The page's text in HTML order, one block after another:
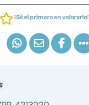
¡Sé el primero en valorarlo!